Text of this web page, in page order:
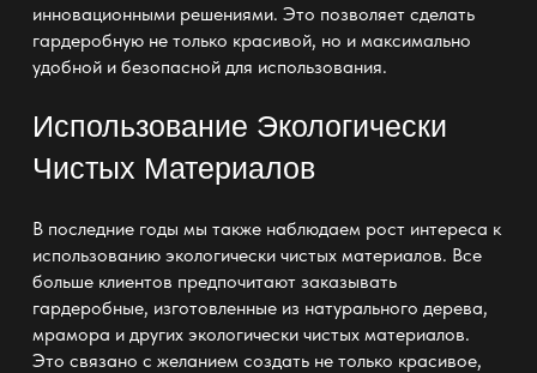
инновационными решениями. Это позволяет сделать
гардеробнуюне только красивой, но и максимально
удобной и безопасной для использования.
Использование Экологически
Чистых Материалов
В последние годы мы также наблюдаем рост интереса к
использованию экологически чистых материалов. Все
больше клиентов предпочитают заказывать
гардеробные, изготовленные из натурального дерева,
мрамора и других экологически чистых материалов.
Это связано с желанием создать не только красивое,